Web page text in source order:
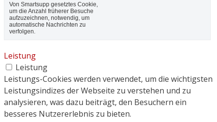
Von Smartsupp gesetztes Cookie,
um die Anzahl früherer Besuche
aufzuzeichnen, notwendig, um
automatische Nachrichten zu
verfolgen.
Leistung
Leistung
Leistungs-Cookies werden verwendet, um die wichtigsten
Leistungsindizes der Webseite zu verstehen und zu
analysieren, was dazu beiträgt, den Besuchern ein
besseres Nutzererlebnis zu bieten.